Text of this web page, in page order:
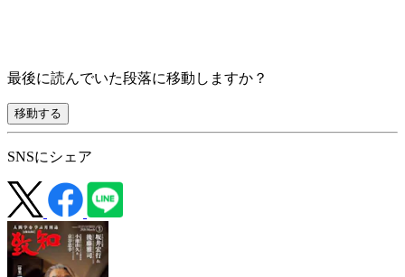
最後に読んでいた段落に移動しますか？
移動する
SNSにシェア